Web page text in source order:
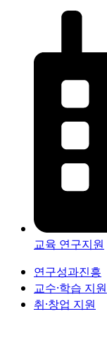
교육 연구지원
연구성과진흥
교수·학습 지원
취·창업 지원